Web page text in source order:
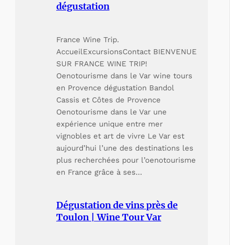
dégustation
France Wine Trip.
AccueilExcursionsContact BIENVENUE
SUR FRANCE WINE TRIP!
Oenotourisme dans le Var wine tours
en Provence dégustation Bandol
Cassis et Côtes de Provence
Oenotourisme dans le Var une
expérience unique entre mer
vignobles et art de vivre Le Var est
aujourd’hui l’une des destinations les
plus recherchées pour l’oenotourisme
en France grâce à ses…
Dégustation de vins près de
Toulon | Wine Tour Var